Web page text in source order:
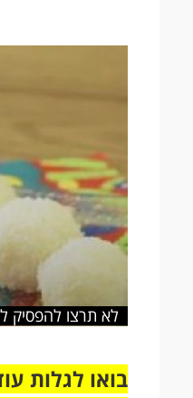
לא תרצו להפסיק
בואו לגלות